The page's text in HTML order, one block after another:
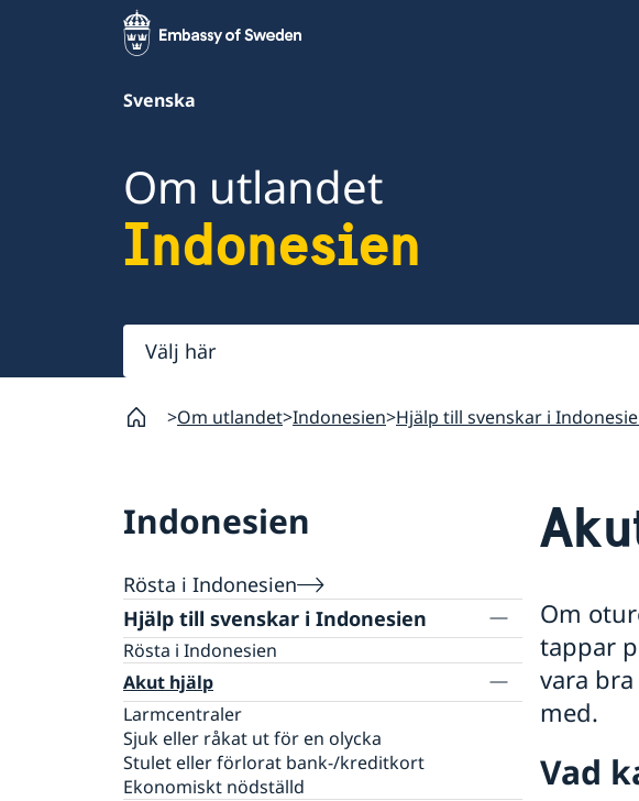
Svenska
Om utlandet
Indonesien
Välj
här
Om utlandet Indonesien Hjälp till svenskar i
Indonesien
Rösta i Indonesien
Hjälp till svenskar i Indonesien
Rösta i Indonesien
Akut hjälp
Larmcentraler
Sjuk eller råkat ut för en olycka
Stulet eller förlorat bank-/kreditkort
Ekonomiskt nödställd
Om
tappar
vara
med.
Vad